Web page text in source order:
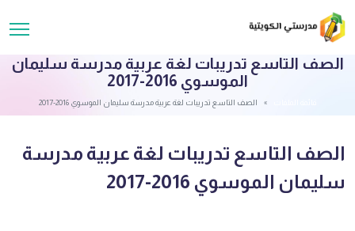
الصف التاسع تدريبات لغة عربية مدرسة سليمان
الموسوي 2016-2017
الصف التاسع تدريبات لغة عربية مدرسة سليمان الموسوي 2016-2017
الصف التاسع تدريبات لغة عربية مدرسة
سليمان الموسوي 2016-2017